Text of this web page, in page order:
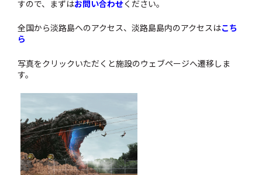
すので、まずはお問い合わせください。
全国から淡路島へのアクセス、淡路島島内のアクセスはこち
ら
写真をクリックいただくと施設のウェブページへ遷移しま
す。